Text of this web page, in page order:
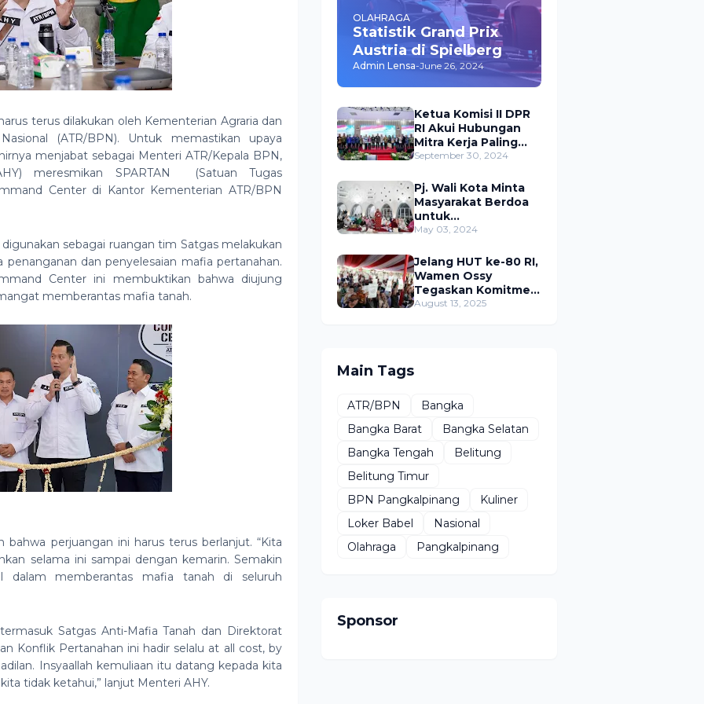
terus dilakukan oleh Kementerian Agraria dan
(ATR/BPN). Untuk memastikan upaya
menjabat sebagai Menteri ATR/Kepala BPN,
meresmikan SPARTAN (Satuan Tugas
Center di Kantor Kementerian ATR/BPN
sebagai ruangan tim Satgas melakukan
dan penyelesaian mafia pertanahan.
Center ini membuktikan bahwa diujung
memberantas mafia tanah.
perjuangan ini harus terus berlanjut. “Kita
selama ini sampai dengan kemarin. Semakin
dalam memberantas mafia tanah di seluruh
Satgas Anti-Mafia Tanah dan Direktorat
Konflik Pertanahan ini hadir selalu at all cost, by
Insyaallah kemuliaan itu datang kepada kita
tidak ketahui,” lanjut Menteri AHY.
OLAHRAGA
Statistik Grand Prix
Austria di Spielberg
Admin Lensa-June 26, 2024
Ketua Komisi II DPR
RI Akui Hubungan
Mitra Kerja Paling
Akrab dengan
ATR/BPN
September 30, 2024
Pj. Wali Kota Minta
Masyarakat Berdoa
untuk
Pangkalpinang,
di 2024 Berjalan
Lancar
May 03, 2024
Jelang HUT ke-80 RI,
Wamen Ossy
Tegaskan Komitmen
Presiden Prabowo
August 13, 2025
Main Tags
ATR/BPN
Bangka
Bangka Barat
Bangka Selatan
Bangka Tengah
Belitung
Belitung Timur
BPN Pangkalpinang
Kuliner
Loker Babel
Nasional
Olahraga
Pangkalpinang
Sponsor